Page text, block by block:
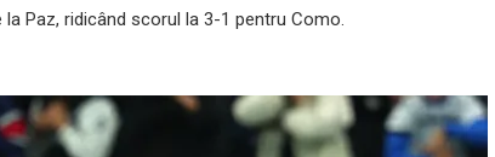
Paz, ridicând scorul la 3-1 pentru Como.